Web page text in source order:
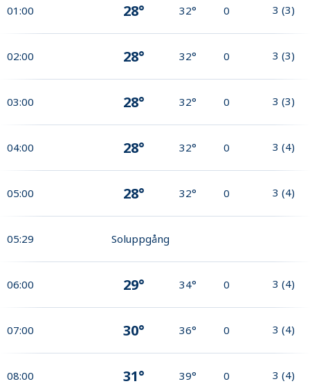
01:00 28° 32° 0 3 (3)
02:00 28° 32° 0 3 (3)
03:00 28° 32° 0 3 (3)
04:00 28° 32° 0 3 (4)
05:00 28° 32° 0 3 (4)
05:29 Soluppgång
06:00 29° 34° 0 3 (4)
07:00 30° 36° 0 3 (4)
08:00 31° 39° 0 3 (4)